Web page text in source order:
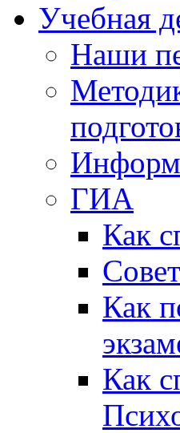
Учебная
Наши
ГИА
Как
Как
Как